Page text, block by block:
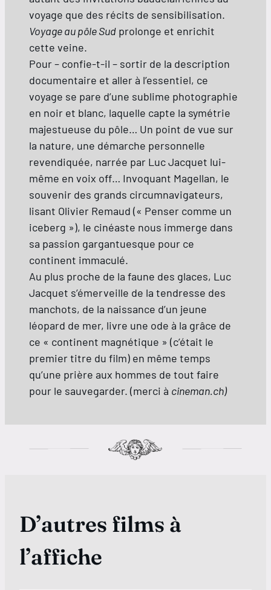
voyage que des récits de sensibilisation.
Voyage au pôle Sud prolonge et enrichit
cette veine.
Pour – confie-t-il – sortir de la description
documentaire et aller à l’essentiel, ce
voyage se pare d’une sublime photographie
en noir et blanc, laquelle capte la symétrie
majestueuse du pôle… Un point de vue sur
la nature, une démarche personnelle
revendiquée, narrée par Luc Jacquet lui-
même en voix off… Invoquant Magellan, le
souvenir des grands circumnavigateurs,
lisant Olivier Remaud (« Penser comme un
iceberg »), le cinéaste nous immerge dans
sa passion gargantuesque pour ce
continent immaculé.
Au plus proche de la faune des glaces, Luc
Jacquet s’émerveille de la tendresse des
manchots, de la naissance d’un jeune
léopard de mer, livre une ode à la grâce de
ce « continent magnétique » (c’était le
premier titre du film) en même temps
qu’une prière aux hommes de tout faire
pour le sauvegarder. (merci à cineman.ch)
D’autres films à
l’affiche